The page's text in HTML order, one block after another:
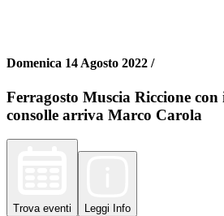
Domenica 14 Agosto 2022 /
Ferragosto Muscia Riccione
consolle arriva Marco Carola
Trova eventi Leggi Info